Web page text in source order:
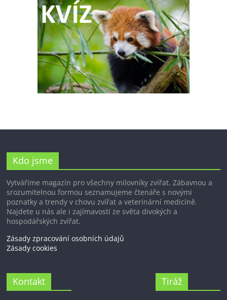
Kdo jsme
Vytváříme magazín pro všechny milovníky zvířat. Zábavnou a
srozumitelnou formou seznamujeme čtenáře s novými
poznatky a trendy v chovu zvířat a veterinární medicíně.
Najdete u nás ale i zajímavosti ze světa divokých a
hospodářských zvířat.
Zásady zpracování osobních údajů
Zásady cookies
Kontakt Tiráž